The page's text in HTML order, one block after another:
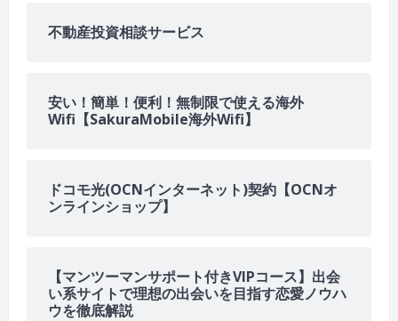
不動産投資相談サービス
安い！簡単！便利！無制限で使える海外
Wifi【SakuraMobile海外Wifi】
ドコモ光(OCNインターネット)契約【OCNオ
ンラインショップ】
【マンツーマンサポート付きVIPコース】出会
い系サイトで理想の出会いを目指す恋愛ノウハ
ウを徹底解説